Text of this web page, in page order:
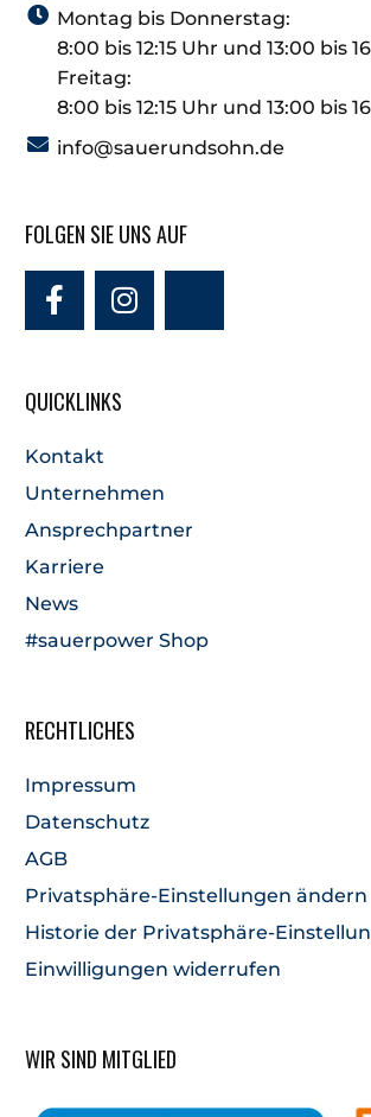
Montag bis Donnerstag:
8:00 bis 12:15 Uhr und 13:00 bis
Freitag:
8:00 bis 12:15 Uhr und 13:00 bis
info@sauerundsohn.de
FOLGEN SIE UNS AUF
QUICKLINKS
Kontakt
Unternehmen
Ansprechpartner
Karriere
News
#sauerpower Shop
RECHTLICHES
Impressum
Datenschutz
AGB
Privatsphäre-Einstellungen ändern
Historie der Privatsphäre-
Einwilligungen widerrufen
WIR SIND MITGLIED